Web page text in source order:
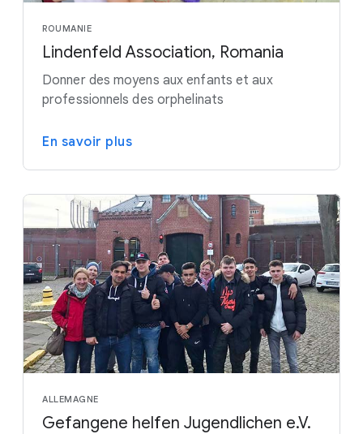
ROUMANIE
Lindenfeld Association, Romania
Donner des moyens aux enfants et aux
professionnels des orphelinats
En savoir plus
ALLEMAGNE
Gefangene helfen Jugendlichen e.V.